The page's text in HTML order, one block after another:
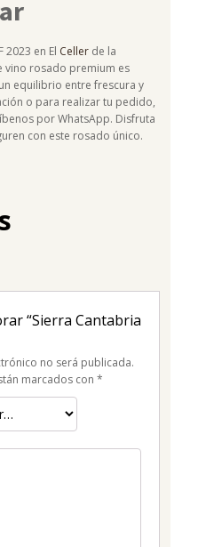
2023 en El Celler de la
vino rosado premium es
equilibrio entre frescura y
o para realizar tu pedido,
por WhatsApp. Disfruta
con este rosado único.
“Sierra Cantabria
no será publicada.
marcados con *